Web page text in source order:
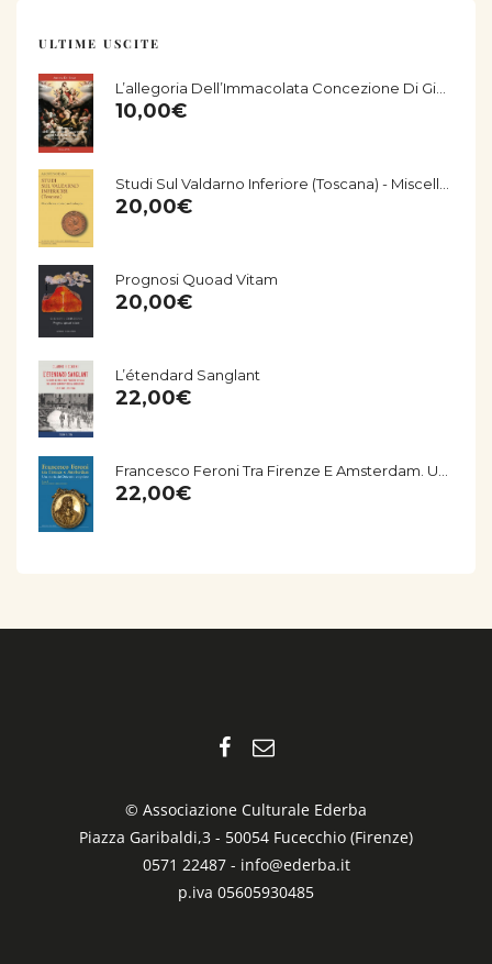
ULTIME USCITE
10,00€
20,00€
Prognosi Quoad Vitam
20,00€
L’étendard Sanglant
22,00€
22,00€
© Associazione Culturale Ederba
Piazza Garibaldi,3 - 50054 Fucecchio (Firenze)
0571 22487 - info@ederba.it
p.iva 05605930485